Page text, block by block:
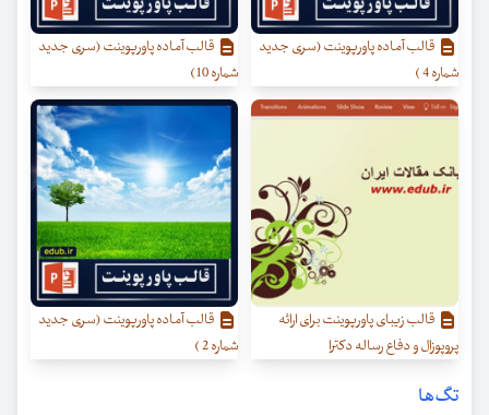
قالب آماده پاورپوینت (سری جدید
شماره 4 )
قالب آماده پاورپوینت (سری جدید
شماره 10)
قالب زیبای پاورپوینت برای ارائه
پروپوزال و دفاع رساله دکترا
قالب آماده پاورپوینت (سری جدید
شماره 2 )
تگ‌ها